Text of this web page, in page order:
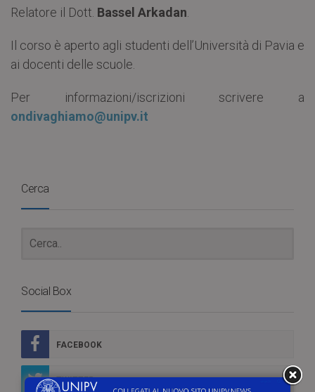
Relatore il Dott. Bassel Arkadan
Il corso è aperto agli studenti dell’Università di Pavia e
ai docenti delle scuole.
Per informazioni/iscrizioni scrivere a
ondivaghiamo@unipv.it
Cerca
Social Box
FACEBOOK
TWITTER